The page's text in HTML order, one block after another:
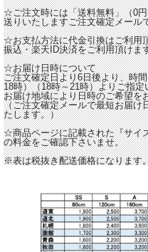
☆ご注文時には「送料無料」（0
送りいたしますご注文確定メール
☆お支払方法に代金引換はご利用
振込・楽天ID決済をご利用頂けま
☆お届け日時について
ご注文確定日より6日後より、時
18時）（18時～21時）よりご指定
お届け地域により日時のご希望を
（ご注文確定メールで最短お届け
たします。）
☆商品ページに記載された『サイ
の料金をご確認下さいませ。
※表は税抜き配送価格になります